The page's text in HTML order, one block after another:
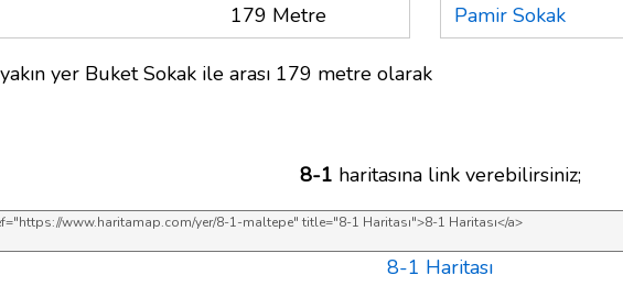
179 Metre
yer Buket Sokak ile arası 179 metre olarak
Pamir Sokak
8-1 haritasına link verebilirsiniz;
8-1 Haritası